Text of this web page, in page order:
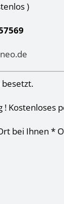
)
besetzt.
Kostenloses
bei Ihnen *